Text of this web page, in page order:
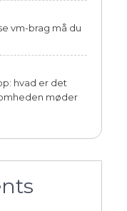
vm-brag må du
hvad er det
møder